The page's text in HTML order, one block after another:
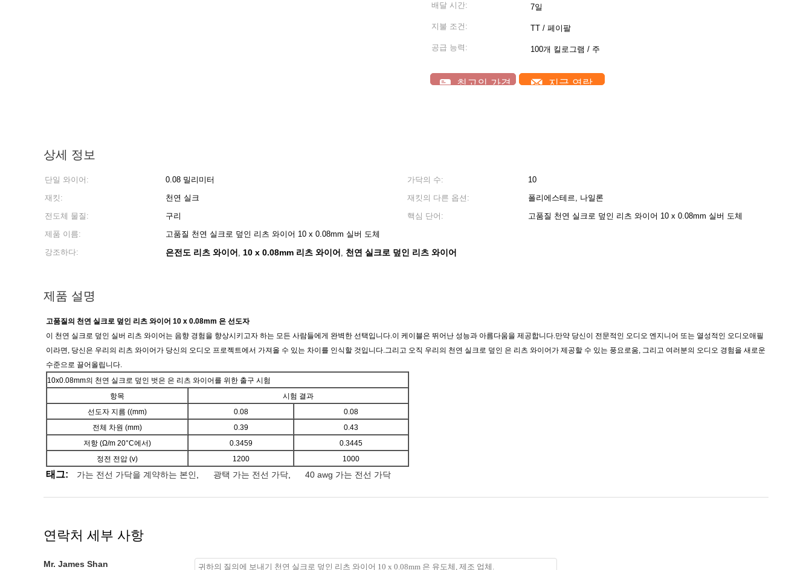
배달 시간: 7일
지불 조건: TT / 페이팔
공급 능력: 100개 킬로그램 / 주
최고의 가격 지금 연락
상세 정보
단일 와이어: 0.08 밀리미터 가닥의 수:
10
재킷:
천연 실크 재킷의 다른 옵션:
폴리에스테르, 나일론
전도체 물질:
구리 핵심 단어:
고품질 천연 실크로 덮인 리츠 와이어 10 x 0.08mm 실버 도체
제품 이름:
고품질 천연 실크로 덮인 리츠 와이어 10 x 0.08mm 실버 도체
강조하다:
은전도 리츠 와이어 , 10 x 0.08mm 리츠 와이어 , 천연 실크로 덮인 리츠 와이어
제품 설명
고품질의 천연 실크로 덮인 리츠 와이어 10 x 0.08mm 은 선도자
이 천연 실크로 덮인 실버 리츠 와이어는 음향 경험을 향상시키고자 하는 모든 사람들에게 완벽한 선택입니다.이 케이블은 뛰어난 성능과 아름다움을 제공합니다.만약 당신이 전문적인 오디오 엔지니어 또는 열성적인 오디오애필
이라면, 당신은 우리의 리츠 와이어가 당신의 오디오 프로젝트에서 가져올 수 있는 차이를 인식할 것입니다.그리고 오직 우리의 천연 실크로 덮인 은 리츠 와이어가 제공할 수 있는 풍요로움, 그리고 여러분의 오디오 경험을 새로운
수준으로 끌어올립니다.
10x0.08mm의 천연 실크로 덮인 벗은 은 리츠 와이어를 위한 출구 시험
항목
시험 결과
선도자 지름 ((mm)
0.08
0.08
전체 차원 (mm)
0.39
0.43
저항 (Ω/m 20°C에서)
0.3459
0.3445
정전 전압 (v)
1200 1000
태그: 가는 전선 가닥을 계약하는 본인 광택 가는 전선 가닥 40 awg 가는 전선 가닥
연락처 세부 사항
Mr. James Shan